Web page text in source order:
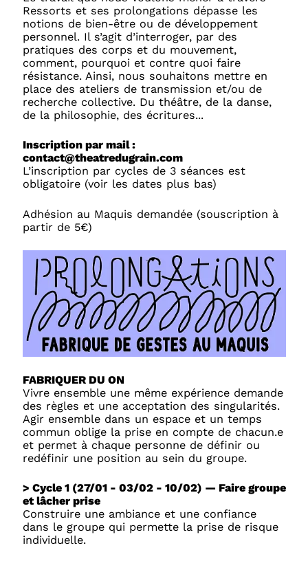
Ressorts et ses prolongations dépasse les
notions de bien-être ou de développement
personnel. Il s’agit d’interroger, par des
pratiques des corps et du mouvement,
comment, pourquoi et contre quoi faire
résistance. Ainsi, nous souhaitons mettre en
place des ateliers de transmission et/ou de
recherche collective. Du théâtre, de la danse,
de la philosophie, des écritures...
Inscription par mail :
contact@theatredugrain.com
L’inscription par cycles de 3 séances est
obligatoire (voir les dates plus bas)
Adhésion au Maquis demandée (souscription à
partir de 5€)
FABRIQUER DU ON
Vivre ensemble une même expérience demande
des règles et une acceptation des singularités.
Agir ensemble dans un espace et un temps
commun oblige la prise en compte de chacun.e
et permet à chaque personne de définir ou
redéfinir une position au sein du groupe.
> Cycle 1 (27/01 - 03/02 - 10/02) — Faire groupe
et lâcher prise
Construire une ambiance et une confiance
dans le groupe qui permette la prise de risque
individuelle.